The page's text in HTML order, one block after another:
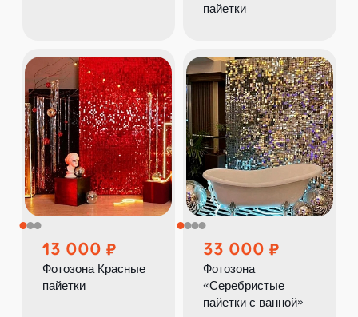
пайетки
13 000
Фотозона Красные
пайетки
33 000
Фотозона
«Серебристые
пайетки с ванной»